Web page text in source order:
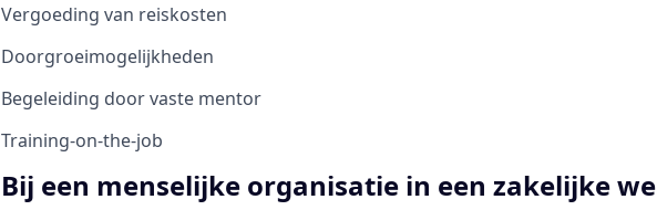
Vergoeding van reiskosten
Doorgroeimogelijkheden
Begeleiding door vaste mentor
Training-on-the-job
Bij een menselijke organisatie in een zakelijke